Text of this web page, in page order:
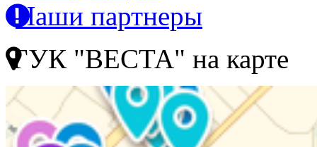
Наши партнеры
ГУК "ВЕСТА" на карте